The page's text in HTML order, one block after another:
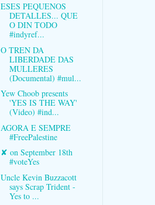
ESES PEQUENOS
DETALLES... QUE
O DIN TODO
#indyref...
O TREN DA
LIBERDADE DAS
MULLERES
(Documental) #mul...
Yew Choob presents
'YES IS THE WAY'
(Video) #ind...
AGORA E SEMPRE
#FreePalestine
✘ on September 18th
#voteYes
Uncle Kevin Buzzacott
says Scrap Trident -
Yes to ...